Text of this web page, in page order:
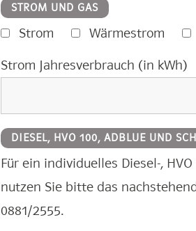
STROM UND GAS
Strom Wärmestrom
Strom Jahresverbrauch (in kWh)
DIESEL, HVO 100, ADBLUE UND
Für ein individuelles Diesel-,
nutzen Sie bitte das
0881/2555.